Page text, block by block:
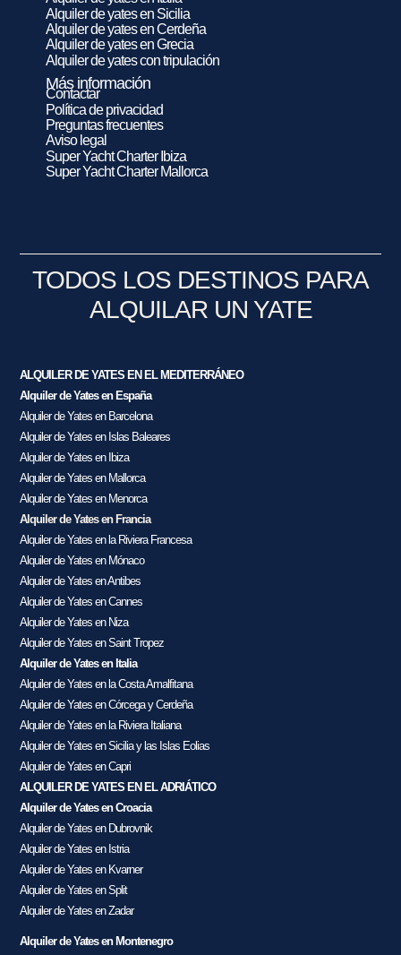
Alquiler de yates en Sicilia
Alquiler de yates en Cerdeña
Alquiler de yates en Grecia
Alquiler de yates con tripulación
Más información
Contactar
Política de privacidad
Preguntas frecuentes
Aviso legal
Super Yacht Charter Ibiza
Super Yacht Charter Mallorca
TODOS LOS DESTINOS PARA
ALQUILAR UN YATE
ALQUILER DE YATES EN EL MEDITERRÁNEO
Alquiler de Yates en España
Alquiler de Yates en Barcelona
Alquiler de Yates en Islas Baleares
Alquiler de Yates en Ibiza
Alquiler de Yates en Mallorca
Alquiler de Yates en Menorca
Alquiler de Yates en Francia
Alquiler de Yates en la Riviera Francesa
Alquiler de Yates en Mónaco
Alquiler de Yates en Antibes
Alquiler de Yates en Cannes
Alquiler de Yates en Niza
Alquiler de Yates en Saint Tropez
Alquiler de Yates en Italia
Alquiler de Yates en la Costa Amalfitana
Alquiler de Yates en Córcega y Cerdeña
Alquiler de Yates en la Riviera Italiana
Alquiler de Yates en Sicilia y las Islas Eolias
Alquiler de Yates en Capri
ALQUILER DE YATES EN EL ADRIÁTICO
Alquiler de Yates en Croacia
Alquiler de Yates en Dubrovnik
Alquiler de Yates en Istria
Alquiler de Yates en Kvarner
Alquiler de Yates en Split
Alquiler de Yates en Zadar
Alquiler de Yates en Montenegro